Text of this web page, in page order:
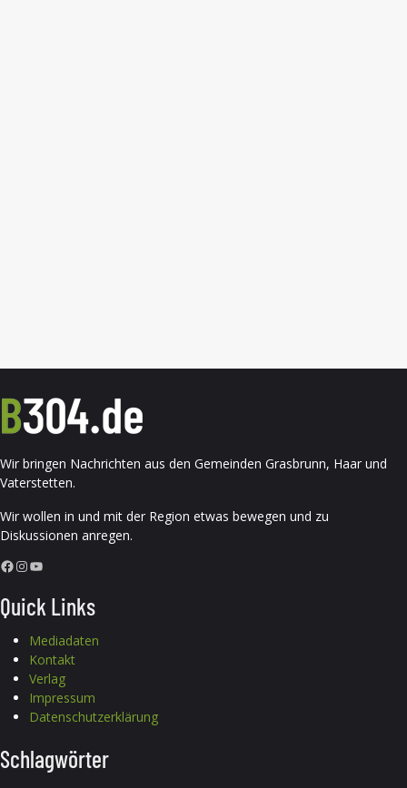
Wir bringen Nachrichten aus den Gemeinden Grasbrunn, Haar und
Vaterstetten.
Wir wollen in und mit der Region etwas bewegen und zu
Diskussionen anregen.
Facebook InstagramYouTube
Quick Links
Mediadaten
Kontakt
Verlag
Impressum
Datenschutzerklärung
Schlagwörter